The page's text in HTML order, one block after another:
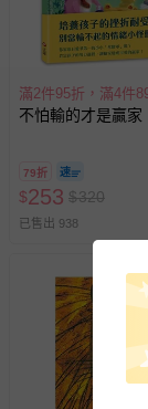
滿2件95折，滿4件
不怕輸的才是贏家
79折
$253 $320
已售出 938